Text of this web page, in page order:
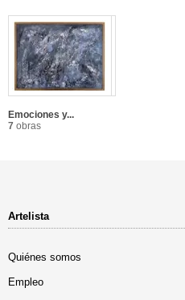
Emociones y...
7 obras
Artelista
Quiénes somos
Empleo